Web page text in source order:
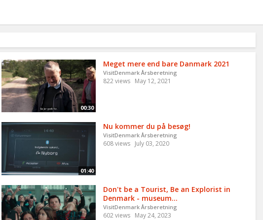
00:30
Meget mere end bare Danmark 2021
VisitDenmark Årsberetning
822 views May 12, 2021
01:40
Nu kommer du på besøg!
VisitDenmark Årsberetning
608 views July 03, 2020
Don't be a Tourist, Be an Explorist in
Denmark - museum...
VisitDenmark Årsberetning
602 views May 24, 2023